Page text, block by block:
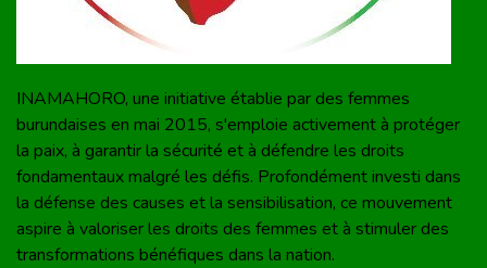
INAMAHORO, une initiative établie par des femmes
burundaises en mai 2015, s'emploie activement à protéger
la paix, à garantir la sécurité et à défendre les droits
fondamentaux malgré les défis. Profondément investi dans
la défense des causes et la sensibilisation, ce mouvement
aspire à valoriser les droits des femmes et à stimuler des
transformations bénéfiques dans la nation.